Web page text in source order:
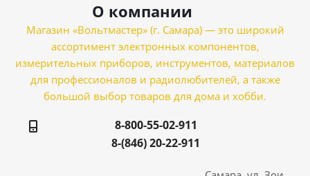
О компании
Магазин «Вольтмастер» (г. Самара) — это широкий
ассортимент электронных компонентов,
измерительных приборов, инструментов, материалов
для профессионалов и радиолюбителей, а также
большой выбор товаров для дома и хобби.
8-800-55-02-911
8-(846) 20-22-911